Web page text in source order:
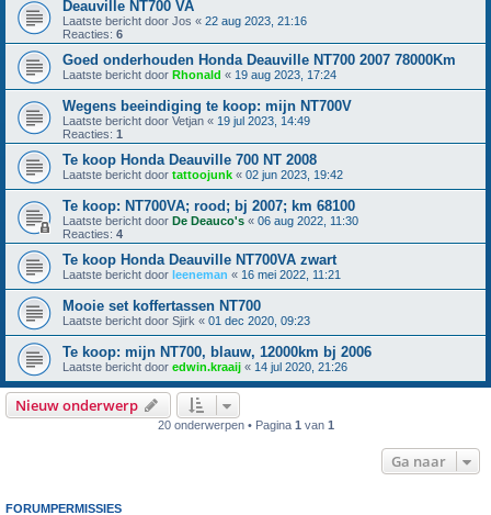
Deauville NT700 VA
Laatste bericht door Jos « 22 aug 2023, 21:16
Reacties: 6
Goed onderhouden Honda Deauville NT700 2007 78000Km
Laatste bericht door Rhonald « 19 aug 2023, 17:24
Wegens beeindiging te koop: mijn NT700V
Laatste bericht door Vetjan « 19 jul 2023, 14:49
Reacties: 1
Te koop Honda Deauville 700 NT 2008
Laatste bericht door tattoojunk « 02 jun 2023, 19:42
Te koop: NT700VA; rood; bj 2007; km 68100
Laatste bericht door De Deauco's « 06 aug 2022, 11:30
Reacties: 4
Te koop Honda Deauville NT700VA zwart
Laatste bericht door leeneman « 16 mei 2022, 11:21
Mooie set koffertassen NT700
Laatste bericht door Sjirk « 01 dec 2020, 09:23
Te koop: mijn NT700, blauw, 12000km bj 2006
Laatste bericht door edwin.kraaij « 14 jul 2020, 21:26
Nieuw onderwerp
20 onderwerpen • Pagina 1 van 1
Ga naar
FORUMPERMISSIES